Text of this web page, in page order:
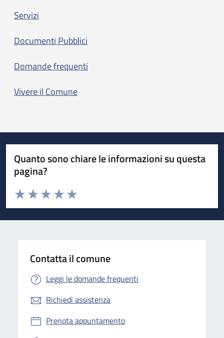
Servizi
Documenti Pubblici
Domande frequenti
Vivere il Comune
Quanto sono chiare le informazioni su questa
pagina?
Valuta da 1 a 5 stelle la pagina
Valuta 5 stelle su 5
Valuta 4 stelle su 5
Valuta 3 stelle su 5
Valuta 2 stelle su 5
Valuta 1 stelle su 5
Contatta il comune
Leggi le domande frequenti
Richiedi assistenza
Prenota appuntamento